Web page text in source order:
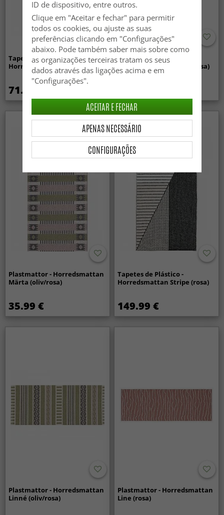
Tapetes de Plástico -
Horredsmattan Alfie (rosa)
71.99 €
Tapetes de Plástico -
Horredsmattan Circus (rosa)
Plastmattor - Horredsmattan
Märta (oliv/rosa)
35.99 €
Tapetes de Plástico -
Horredsmattan Stripe (rosa)
149.99 €
Plastmattor - Horredsmattan
Linné (oliv/rosa)
Plastmattor - Horredsmattan
Line (rosa)
ID de dispositivo, entre outros.
Clique em "Aceitar e fechar" para permitir
todos os cookies, ou ajuste as suas
preferências clicando em "Configurações"
abaixo. Pode também saber mais sobre como
as organizações terceiras tratam os seus
dados através das ligações acima e em
"Configurações".
CONFIGURAÇÕES
APENAS NECESSÁRIO
ACEITAR E FECHAR